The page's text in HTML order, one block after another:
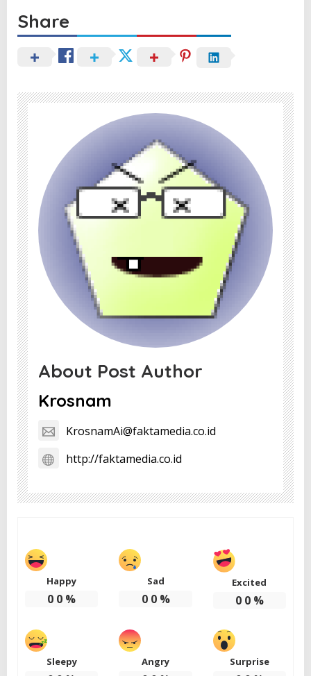
Share
About Post Author
Krosnam
KrosnamAi@faktamedia.co.id
http://faktamedia.co.id
Happy
0 0 %
Sad
0 0%
Excited
0 0%
Sleepy Angry Surprise